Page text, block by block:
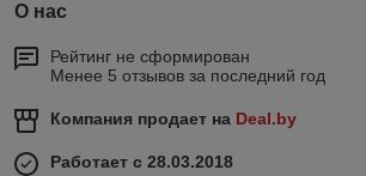
О нас
Рейтинг не сформирован
Менее 5 отзывов за последний год
Компания продает на Deal.by
Работает с 28.03.2018